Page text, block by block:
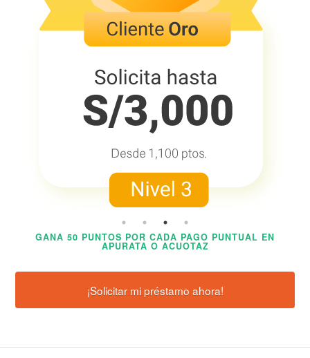
GANA 50 PUNTOS POR CADA PAGO PUNTUAL EN
APURATA O ACUOTAZ
¡Solicitar mi préstamo ahora!